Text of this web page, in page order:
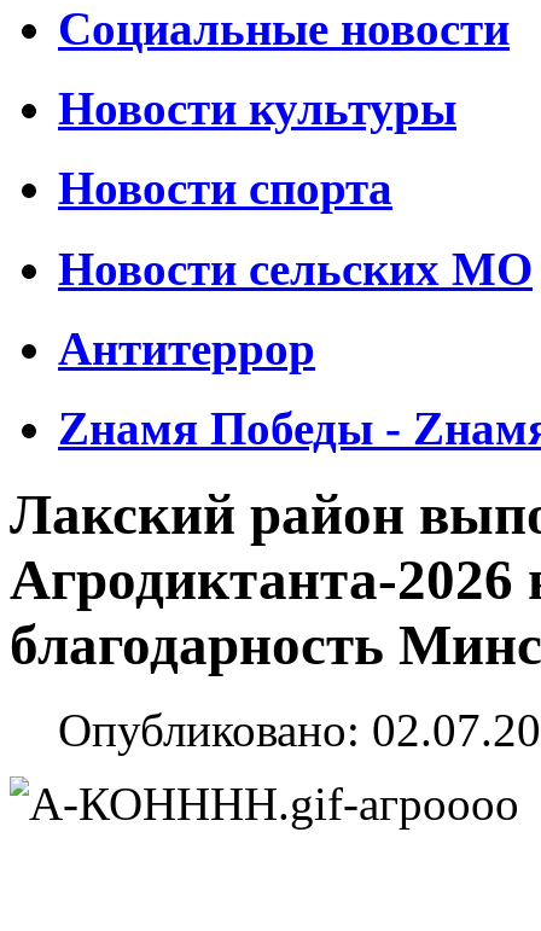
Социальные новости
Новости культуры
Новости спорта
Новости сельских МО
Антитеррор
Zнамя Победы -
Лакский район
Агродиктанта-
благодарность
Опубликовано: